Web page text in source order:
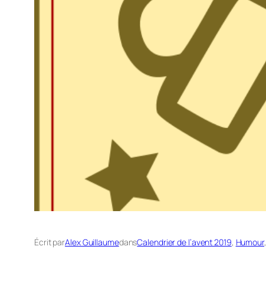
Écrit parAlex GuillaumedansCalendrier de l’avent 2019, Humour,